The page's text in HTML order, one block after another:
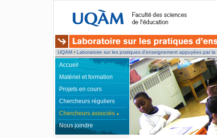
UQAM › Laboratoire sur les pratiques d'enseignement appuyées par la
Accueil
Matériel et formation
Projets en cours
Chercheurs réguliers
Chercheurs associés
Nous joindre